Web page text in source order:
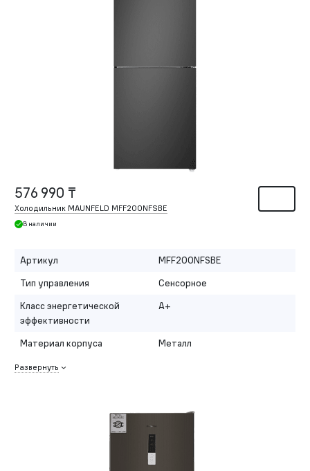
576 990 ₸
Холодильник MAUNFELD MFF200NFSBE
В наличии
Артикул
MFF200NFSBE
Тип управления
Сенсорное
Класс энергетической
эффективности
A+
Материал корпуса Металл
Развернуть